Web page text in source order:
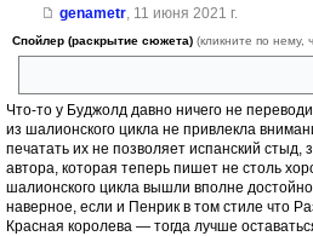
genametr, 11 июня 2021 г.
Спойлер (раскрытие сюжета) (кликните по нему,
Что-то у Буджолд давно ничего не
из шалионского цикла не привлекла
печатать их не позволяет испанский стыд,
автора, которая теперь пишет не столь
шалионского цикла вышли вполне
наверное, если и Пенрик в том стиле что
Красная королева — тогда лучше